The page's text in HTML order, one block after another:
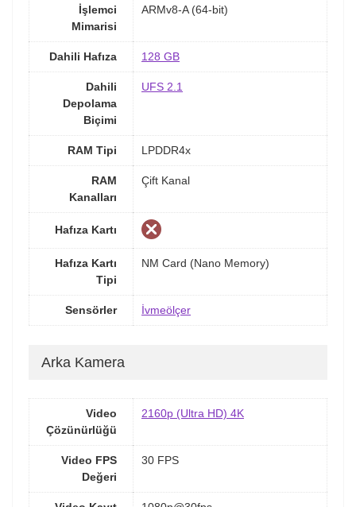
İşlemci
Mimarisi
ARMv8-A (64-bit)
Dahili Hafıza 128 GB
Dahili
Depolama
Biçimi
UFS 2.1
RAM Tipi LPDDR4x
RAM
Kanalları
Çift Kanal
Hafıza Kartı
Hafıza Kartı
Tipi
NM Card (Nano Memory)
Sensörler İvmeölçer
Arka Kamera
Video
Çözünürlüğü
2160p (Ultra HD) 4K
Video FPS
Değeri
30 FPS